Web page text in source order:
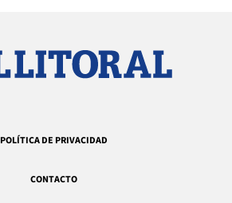
POLÍTICA DE PRIVACIDAD
CONTACTO